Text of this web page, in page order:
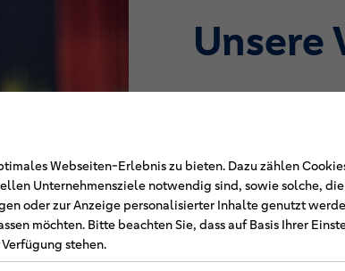
Unsere
Weil unsere
Beziehungen zu ihnen
Damit wir stets
Wege sie einschlagen,
Kommunikation bei
unserer
Verbandsrates und
engen und
Webseiten-Erlebnis zu bieten. Dazu zählen
Unternehmensziele notwendig sind, sowie solche,
oder zur Anzeige personalisierter Inhalte genutzt
möchten. Bitte beachten Sie, dass auf Basis Ihrer
stehen.